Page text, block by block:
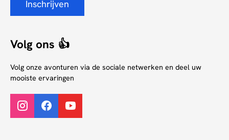
Inschrijven
Volg ons 👍
Volg onze avonturen via de sociale netwerken en deel uw
mooiste ervaringen